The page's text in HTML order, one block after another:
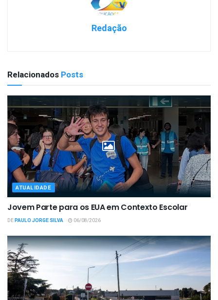
Redação
Relacionados Posts
ATUALIDADE
Jovem Parte para os EUA em Contexto Escolar
DEPAULO JORGE SILVA 06/08/2026